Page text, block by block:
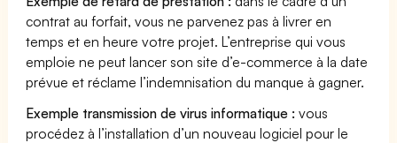
contrat au forfait, vous ne parvenez pas à livrer en
temps et en heure votre projet. L’entreprise qui vous
emploie ne peut lancer son site d’e-commerce à la date
prévue et réclame l’indemnisation du manque à gagner.
Exemple transmission de virus informatique : vous
procédez à l’installation d’un nouveau logiciel pour le